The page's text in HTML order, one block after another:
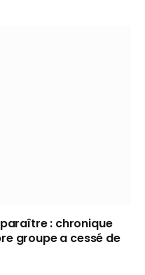
: chronique
groupe a cessé de